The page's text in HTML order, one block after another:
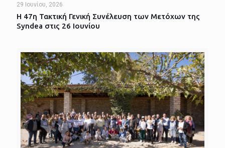
29 Ιουνίου, 2026
Η 47η Τακτική Γενική Συνέλευση των Μετόχων της
Syndea στις 26 Ιουνίου